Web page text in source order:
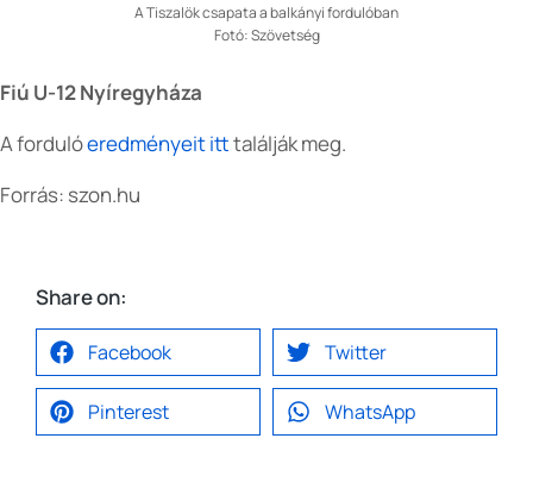
A Tiszalök csapata a balkányi fordulóban
Fotó: Szövetség
Fiú U-12 Nyíregyháza
A fordulóeredményeit itttalálják meg.
Forrás: szon.hu
Share on:
Facebook Twitter
Pinterest WhatsApp